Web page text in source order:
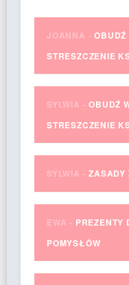
JOANNA -OBUDŹ
STRESZCZENIE
SYLWIA -OBUDŹ
STRESZCZENIE
SYLWIA -ZASADY
EWA - PREZENTY
POMYSŁÓW